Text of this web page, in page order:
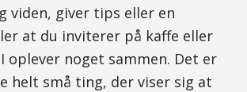
viden, giver tips eller en
at du inviterer på kaffe eller
oplever noget sammen. Det er
helt små ting, der viser sig at